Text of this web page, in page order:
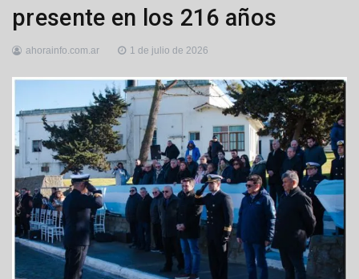
Quequén
presente en los 216 años
ahorainfo.com.ar 1 de julio de 2026